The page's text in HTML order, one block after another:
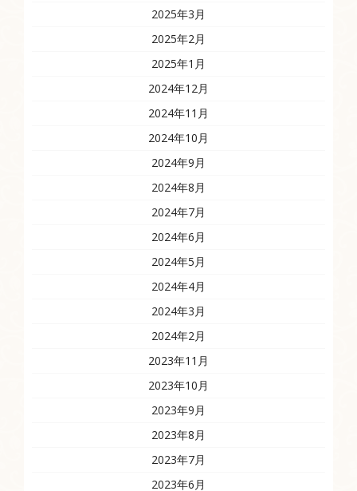
2025年3月
2025年2月
2025年1月
2024年12月
2024年11月
2024年10月
2024年9月
2024年8月
2024年7月
2024年6月
2024年5月
2024年4月
2024年3月
2024年2月
2023年11月
2023年10月
2023年9月
2023年8月
2023年7月
2023年6月